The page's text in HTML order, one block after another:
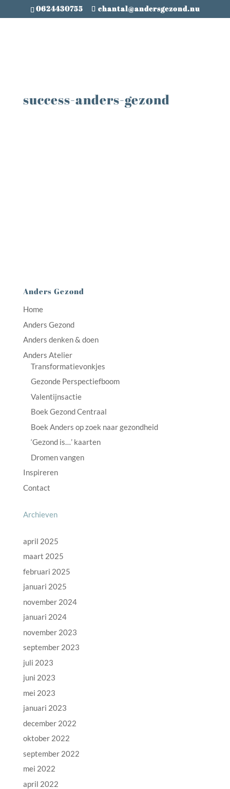
0624430755 chantal@andersgezond.nu
success-anders-gezond
Anders Gezond
Home
Anders Gezond
Anders denken & doen
Anders Atelier
Transformatievonkjes
Gezonde Perspectiefboom
Valentijnsactie
Boek Gezond Centraal
Boek Anders op zoek naar gezondheid
‘Gezond is…’ kaarten
Dromen vangen
Inspireren
Contact
Archieven
april 2025
maart 2025
februari 2025
januari 2025
november 2024
januari 2024
november 2023
september 2023
juli 2023
juni 2023
mei 2023
januari 2023
december 2022
oktober 2022
september 2022
mei 2022
april 2022